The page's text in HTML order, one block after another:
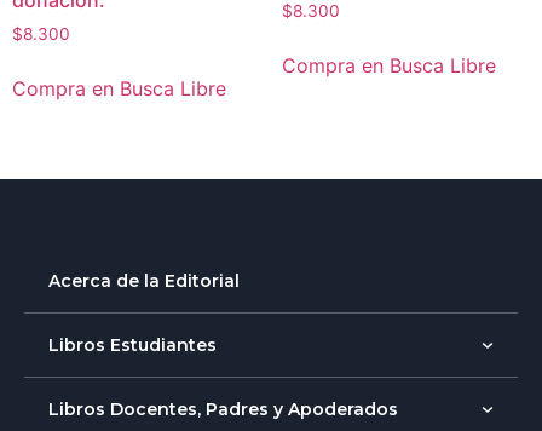
$8.300
Compra en Busca Libre
$8.300
Compra en Busca Libre
Acerca de la Editorial
Libros Estudiantes
Libros Docentes, Padres y Apoderados